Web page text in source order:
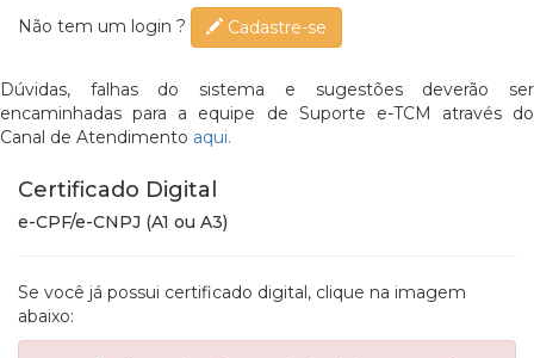
Não tem um login ? Cadastre-se
Dúvidas, falhas do sistema e sugestões deverão ser
encaminhadas para a equipe de Suporte e-TCM através do
Canal de Atendimento aqui.
Certificado Digital
e-CPF/e-CNPJ (A1 ou A3)
Se você já possui certificado digital, clique na imagem
abaixo: